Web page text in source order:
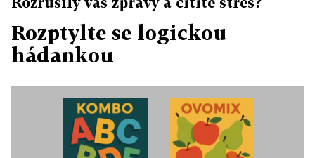
Rozptylte se logickou
hádankou